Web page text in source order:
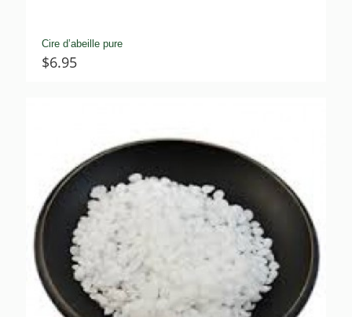
Cire d’abeille pure
$6.95